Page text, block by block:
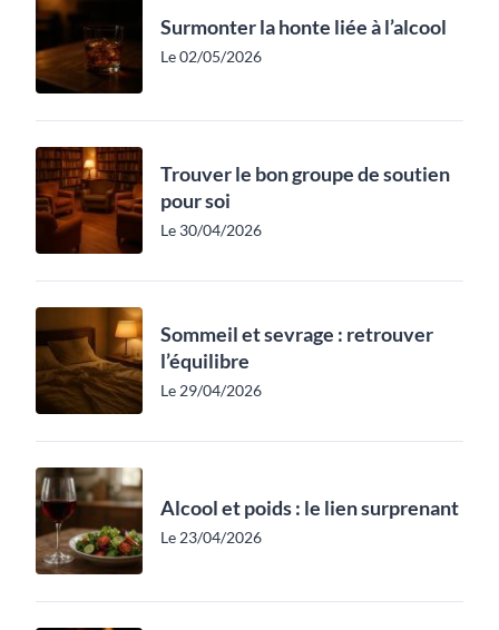
Surmonter la honte liée à l’alcool
Le 02/05/2026
Trouver le bon groupe de soutien
pour soi
Le 30/04/2026
Sommeil et sevrage : retrouver
l’équilibre
Le 29/04/2026
Alcool et poids : le lien surprenant
Le 23/04/2026